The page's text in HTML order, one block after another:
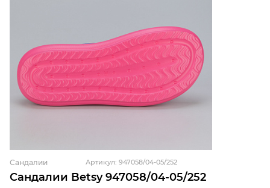
Сандалии Betsy 947058/04-05/252
Сандалии Артикул: 947058/04-05/252